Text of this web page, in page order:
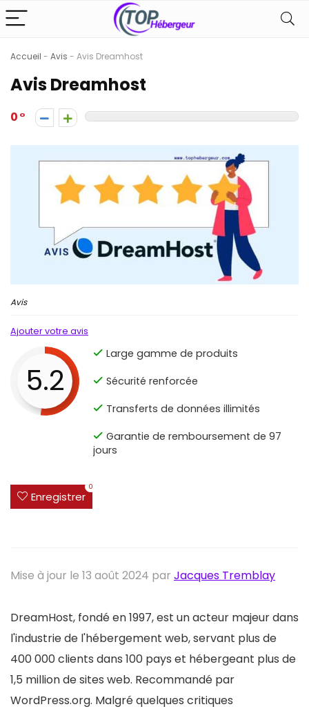
Accueil - Avis - Avis Dreamhost
Avis Dreamhost
0
Avis
Ajouter votre avis
5.2
Large gamme de produits
Sécurité renforcée
Transferts de données illimités
Garantie de remboursement de 97
jours
Enregistrer
0
Mise à jour le 13 août 2024 par Jacques Tremblay
DreamHost, fondé en 1997, est un acteur majeur dans
l'industrie de l'hébergement web, servant plus de
400 000 clients dans 100 pays et hébergeant plus de
1,5 million de sites web. Recommandé par
WordPress.org. Malgré quelques critiques